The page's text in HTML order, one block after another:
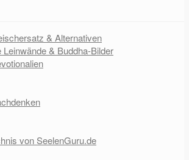
& Alternativen
Leinwände & Buddha-Bilder
von SeelenGuru.de